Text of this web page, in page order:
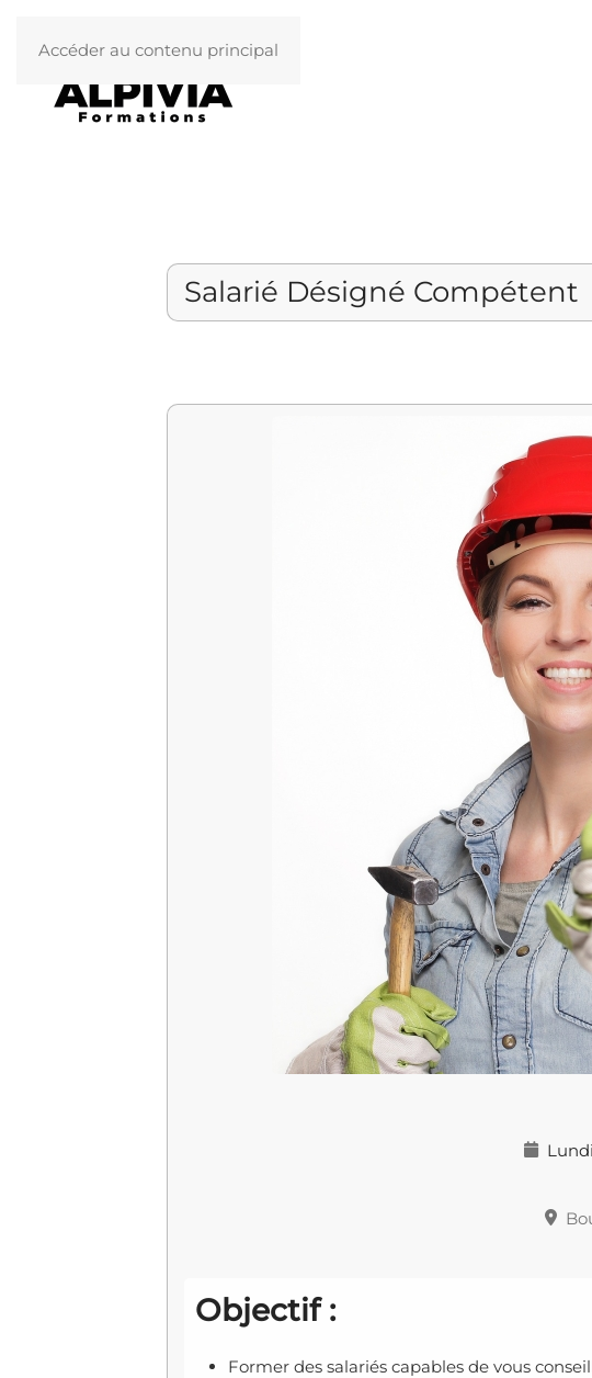
Accéder au contenu principal
Salarié Désigné Compétent
Objectif :
Former des salariés capables de vous